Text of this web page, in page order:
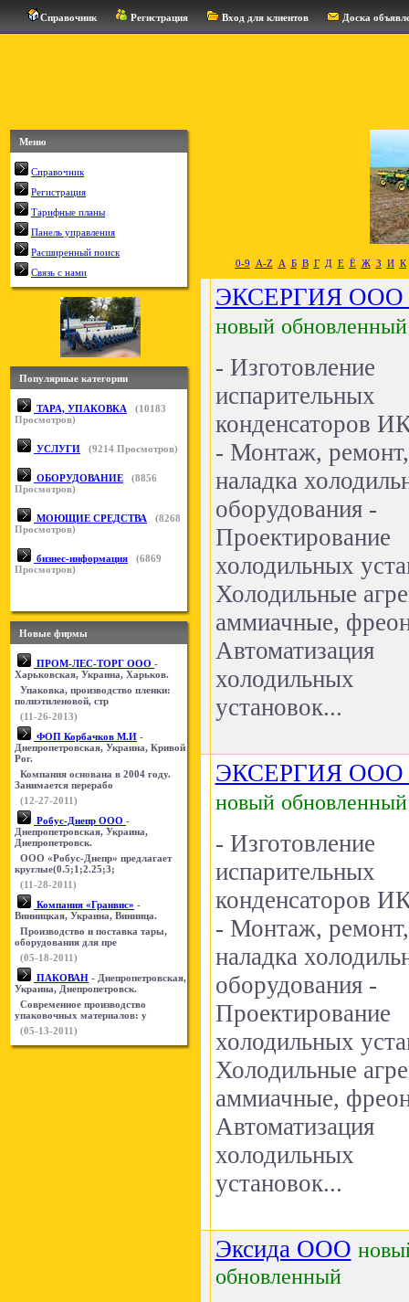
Справочник Регистрация Вход для клиентов Доска
Меню
Справочник
Регистрация
Тарифные планы
Панель управления
Расширенный поиск
Связь с нами
Популярные категории
ТАРА, УПАКОВКА (10183
Просмотров)
УСЛУГИ (9214 Просмотров)
ОБОРУДОВАНИЕ (8856
Просмотров)
МОЮЩИЕ СРЕДСТВА (8268
Просмотров)
бизнес-информация (6869
Просмотров)
Новые фирмы
ПРОМ-ЛЕС-ТОРГ ООО -
Харьковская, Украина, Харьков.
Упаковка, производство пленки:
полиэтиленовой, стр
(11-26-2013)
ФОП Корбачков М.И -
Днепропетровская, Украина, Кривой
Рог.
Компания основана в 2004 году.
Занимается перерабо
(12-27-2011)
Робус-Днепр ООО -
Днепропетровская, Украина,
Днепропетровск.
ООО «Робус-Днепр» предлагает
круглые(0.5;1;2.25;3;
(11-28-2011)
Компания «Гранвис» -
Винницкая, Украина, Винница.
Производство и поставка тары,
оборудования для пре
(05-18-2011)
ПАКОВАН - Днепропетровская,
Украина, Днепропетровск.
Современное производство
упаковочных материалов: у
(05-13-2011)
0-9 A-Z А Б В Г Д Е Ё Ж З И К
ЭКСЕРГИЯ ООО
новый обновленный
- Изготовление
испарительных
конденсаторов
- Монтаж, ремонт,
наладка
оборудования -
Проектирование
холодильных
Холодильные
аммиачные,
Автоматизация
холодильных
установок...
ЭКСЕРГИЯ ООО
новый обновленный
- Изготовление
испарительных
конденсаторов
- Монтаж, ремонт,
наладка
оборудования -
Проектирование
холодильных
Холодильные
аммиачные,
Автоматизация
холодильных
установок...
Эксида ООО
обновленный